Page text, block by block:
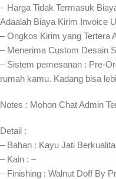
– Harga Tidak Termasuk
Adaalah Biaya Kirim Invoice
– Ongkos Kirim yang Tertera
– Menerima Custom Desain
– Sistem pemesanan : Pre-
rumah kamu. Kadang bisa
Notes : Mohon Chat Admin
Detail :
– Bahan : Kayu Jati
– Kain : –
– Finishing : Walnut Doff By